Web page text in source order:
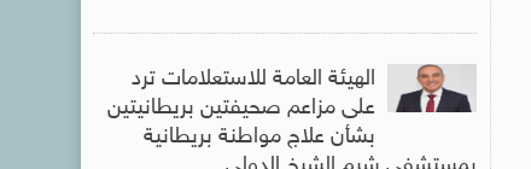
الهيئة العامة للاستعلامات ترد
على مزاعم صحيفتين بريطانيتين
بشأن علاج مواطنة بريطانية